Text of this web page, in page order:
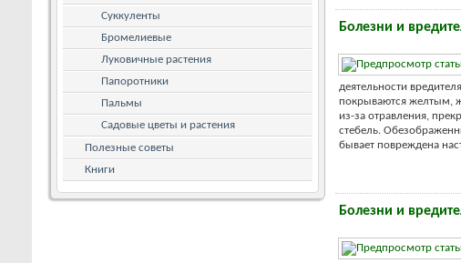
Болезни и
деятельности
покрываются желтым,
из-за отравления,
стебель.
бывает повреждена
Болезни и
Суккуленты
Бромелиевые
Луковичные растения
Папоротники
Пальмы
Садовые цветы и растения
Полезные советы
Книги